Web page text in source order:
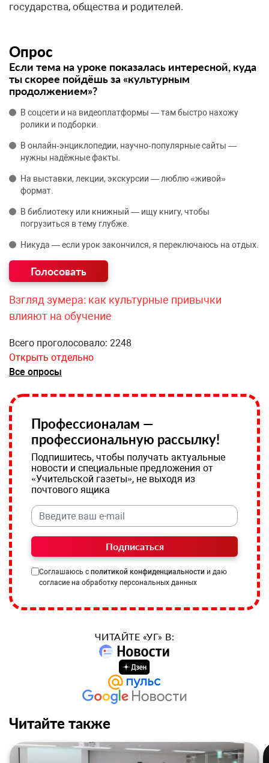
государства, общества и родителей.
Опрос
Если тема на уроке показалась интересной, куда
ты скорее пойдёшь за «культурным
продолжением»?
В соцсети и на видеоплатформы — там быстро нахожу
ролики и подборки.
В онлайн‑энциклопедии, научно‑популярные сайты —
нужны надёжные факты.
На выставки, лекции, экскурсии — люблю «живой»
формат.
В библиотеку или книжный — ищу книгу, чтобы
погрузиться в тему глубже.
Никуда — если урок закончился, я переключаюсь на отдых.
Взгляд зумера: как культурные привычки
влияют на обучение
Всего проголосовало: 2248
Открыть отдельно
Все опросы
Профессионалам —
профессиональную рассылку!
Подпишитесь, чтобы получать актуальные
новости и специальные предложения от
«Учительской газеты», не выходя из
почтового ящика
Подписаться
Соглашаюсь с политикой конфиденциальности и даю
согласие на обработку персональных данных
ЧИТАЙТЕ «УГ» В:
Читайте также